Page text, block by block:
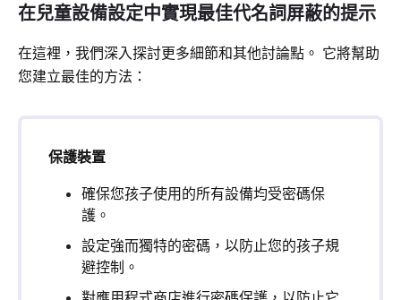
在兒童設備設定中實現最佳代名詞屏蔽的提示
在這裡，我們深入探討更多細節和其他討論點。 它將幫助
您建立最佳的方法：
保護裝置
確保您孩子使用的所有設備均受密碼保
護。
設定強而獨特的密碼，以防止您的孩子規
避控制。